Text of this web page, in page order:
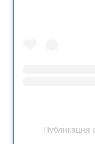
Публикация